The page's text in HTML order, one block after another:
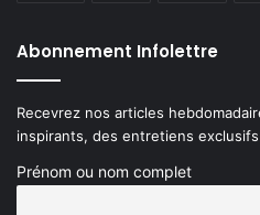
Abonnement Infolettre
Recevrez nos articles
inspirants, des entretiens
Prénom ou nom complet